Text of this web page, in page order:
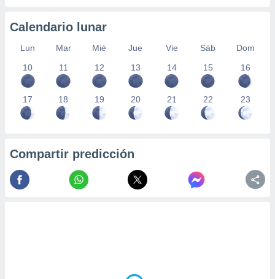
Calendario lunar
Lun Mar Mié Jue Vie Sáb
Dom
10
11 12 13 14 15 16
17 18 19 20 21 22 23
Compartir predicción